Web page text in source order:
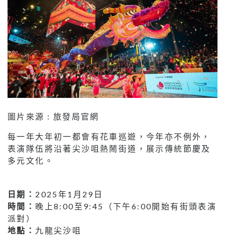
圖片來源 : 旅發局官網
每一年大年初一都會有花車巡遊，今年亦不例外，
表演隊伍將沿著尖沙咀熱鬧街道，展示傳統節慶及
多元文化。
日期： 2025年1月29日
時間： 晚上8:00至9:45（下午6:00開始有街頭表演
派對）
地點： 九龍尖沙咀